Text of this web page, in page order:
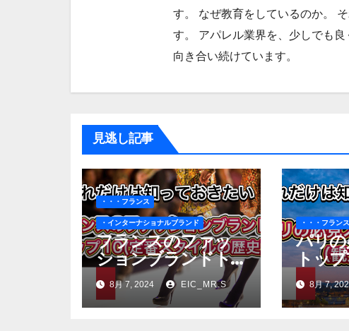
す。 なぜ教育をしているのか。
す。 アパレル業界を、少しでも
向き合い続けています。
見逃し記事
・・・フランス
・インターナショナルブランド
フランスのファッ
ションブランドト
ップ10(定番スタイ
ルの歴史）
8月 7, 2024 EIC_MR.S
・・・フランス
パリ
トップ
ド）
8月 7,